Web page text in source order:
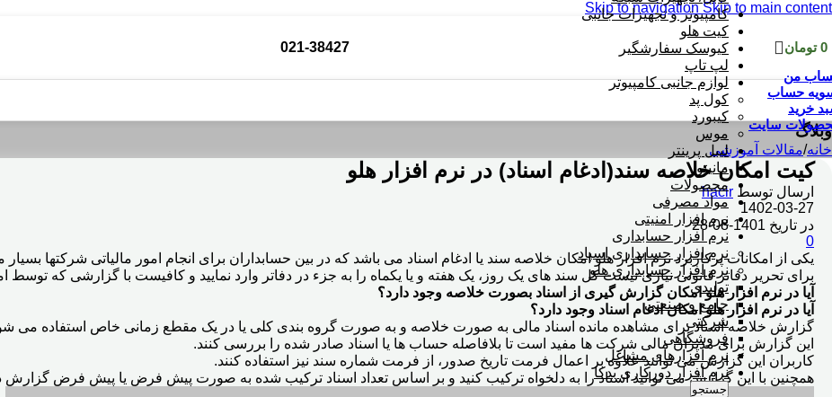
Skip to navigationSkip to main content
0 تومان
کامپیوتر و تجهیزات جانبی
کیت هلو
کیوسک سفارشگیر
لپ تاپ
لوازم جانبی کامپیوتر
کول پد
کیبورد
موس
لیبل پرینتر
مانیتور
محصولات
مواد مصرفی
نرم افزار امنیتی
نرم افزار حسابداری
نرم افزار حسابداری اسپاد
نرم افزار حسابداری هلو
تولیدی
جامع و صنعتی
شرکتی
فروشگاهی
نرم افزارهای مشاغل
نرم افزار دورکاری بدکا
جستجو
021-38427
من
حساب
خرید
سایت
وبلاگ
خانه/مقالات آموزشی
کیت امکان خلاصه سند(ادغام اسناد) در نرم افزار هلو
ارسال توسط hacir
1402-03-27
در تاریخ 1401-08-28
0
یکی از امکانات پرکاربرد نرم افزار هلو امکان خلاصه سند یا ادغام اسناد می باشد که در بین حسابداران برای انجام امور مالیاتی شرکتها
برای تحریر دفاتر قانونی نیازی نیست کل سند های یک روز، یک هفته و یا یکماه را به جزء در دفاتر وارد نمایید و کافیست با گزارشی که
آیا در نرم افزار هلو امکان گزارش گیری از اسناد بصورت خلاصه وجود دارد؟
آیا در نرم افزار هلو امکان ادغام اسناد وجود دارد؟
گزارش خلاصه اسناد برای مشاهده مانده اسناد مالی به صورت خلاصه و به صورت گروه بندی کلی یا در یک مقطع زمانی خاص استفاده می
این گزارش برای مدیران مالی شرکت ها مفید است تا بلافاصله حساب ها یا اسناد صادر شده را بررسی کنند.
کاربران این گزارش می توانند علاوه بر اعمال فرمت تاریخ صدور، از فرمت شماره سند نیز استفاده کنند.
همچنین با این گزارش می توانید اسناد را به دلخواه ترکیب کنید و بر اساس تعداد اسناد ترکیب شده به صورت پیش فرض یا پیش فرض گزارش